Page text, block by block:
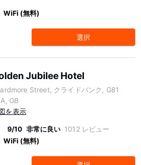
WiFi (無料)
選択
Jubilee Hotel
Street, クライドバンク, G81
GB
を表示
9/10 非常に良い 1012 レビュー
WiFi (無料)